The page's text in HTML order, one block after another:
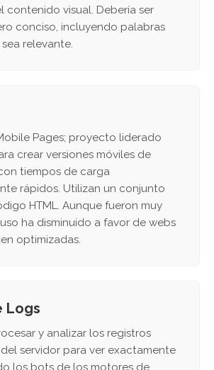
contenido visual. Debería ser
conciso, incluyendo palabras
relevante.
Pages; proyecto liderado
crear versiones móviles de
tiempos de carga
rápidos. Utilizan un conjunto
HTML. Aunque fueron muy
ha disminuido a favor de webs
optimizadas.
Logs
y analizar los registros
servidor para ver exactamente
los bots de los motores de